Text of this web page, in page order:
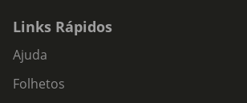
Links Rápidos
Ajuda
Folhetos